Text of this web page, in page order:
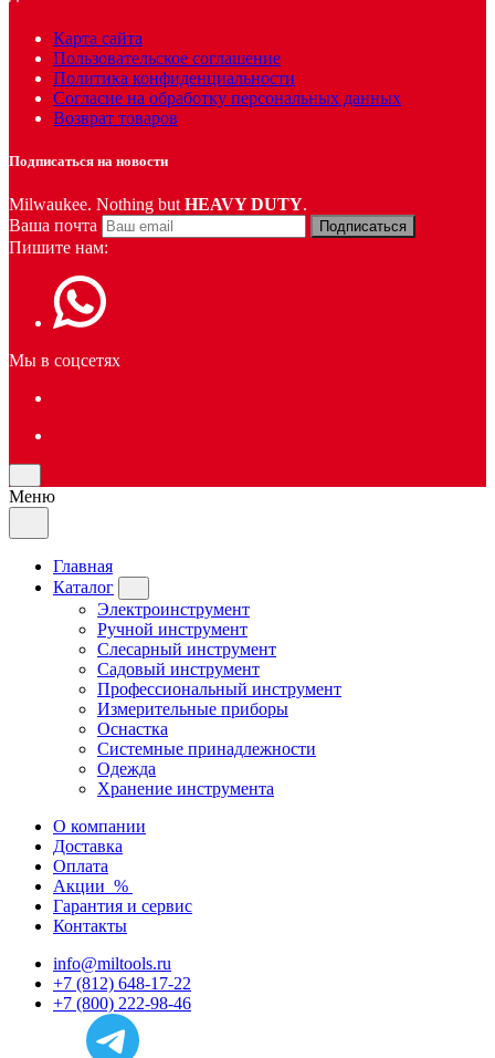
Карта сайта
Пользовательское соглашение
Политика конфиденциальности
Согласие на обработку персональных данных
Возврат товаров
Подписаться на новости
Milwaukee. Nothing but HEAVY DUTY.
Ваша почта
Подписаться
Пишите нам:
Мы в соцсетях
Меню
Главная
Каталог
Электроинструмент
Ручной инструмент
Слесарный инструмент
Садовый инструмент
Профессиональный инструмент
Измерительные приборы
Оснастка
Системные принадлежности
Одежда
Хранение инструмента
О компании
Доставка
Оплата
Акции %
Гарантия и сервис
Контакты
info@miltools.ru
+7 (812) 648-17-22
+7 (800) 222-98-46